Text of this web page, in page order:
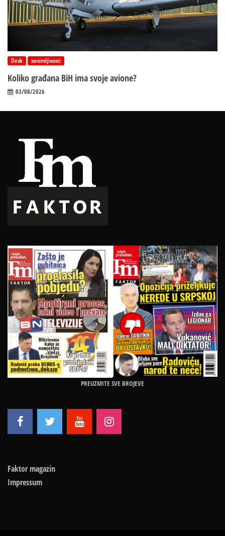
Desk zanimljivosti
Koliko građana BiH ima svoje avione?
03/08/2026
PREUZMITE SVE BROJEVE
Faktor magazin
Impressum